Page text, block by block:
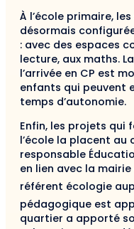
À l’école primaire,
désormais
: avec des espaces
lecture, aux maths.
l’arrivée en CP est
enfants qui peuvent
temps d’autonomie.
Enfin, les projets qui
l’école la placent au
responsable
en lien avec la
référent écologie
pédagogique est
quartier a apporté